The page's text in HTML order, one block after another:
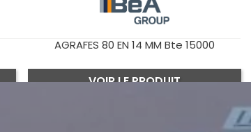
AGRAFES 80 EN 14 MM Bte 15000
VOIR LE PRODUIT